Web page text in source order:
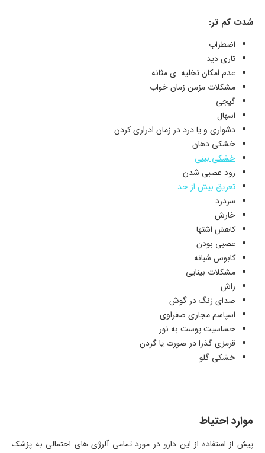
شدت کم تر:
اضطراب
تاری دید
عدم امکان تخلیه ی مثانه
مشکلات مزمن زمان خواب
گیجی
اسهال
دشواری و یا درد در زمان ادراری کردن
خشکی دهان
خشکی بینی
زود عصبی شدن
تعریق بیش از حد
سردرد
خارش
کاهش اشتها
عصبی بودن
کابوس شبانه
مشکلات بینایی
راش
صدای زنگ در گوش
اسپاسم مجاری صفراوی
حساسیت پوست به نور
قرمزی گذرا در صورت یا گردن
خشکی گلو
موارد احتیاط
پیش از استفاده از این دارو در مورد تمامی آلرژی های احتمالی به پزشک